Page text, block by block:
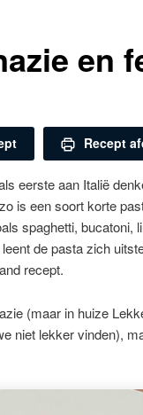
en
Recept
eerste aan Italië
is een soort korte
spaghetti, bucatoni,
de pasta zich
recept.
(maar in huize
niet lekker vinden),